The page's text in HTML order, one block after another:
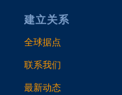
建立关系
全球据点
联系我们
最新动态